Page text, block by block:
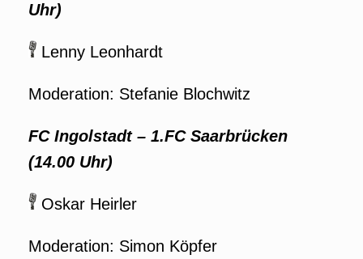
Uhr)
Lenny Leonhardt
Moderation: Stefanie Blochwitz
FC Ingolstadt – 1.FC Saarbrücken
(14.00 Uhr)
Oskar Heirler
Moderation: Simon Köpfer